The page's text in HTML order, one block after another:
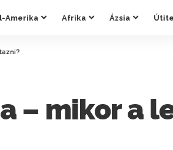
Amerika Afrika Ázsia
– mikor a